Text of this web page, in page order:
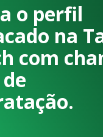
o perfil
na
com